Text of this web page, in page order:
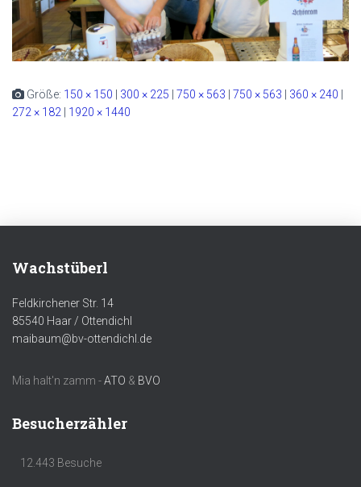
Größe: 150 × 150 | 300 × 225 | 750 × 563 | 750 × 563 | 360 × 240 |
272 × 182 | 1920 × 1440
Wachstüberl
Feldkirchener Str. 14
85540 Haar / Ottendichl
maibaum@bv-ottendichl.de
Mia halt'n zamm -ATO & BVO
Besucherzähler
12.443 Besuche